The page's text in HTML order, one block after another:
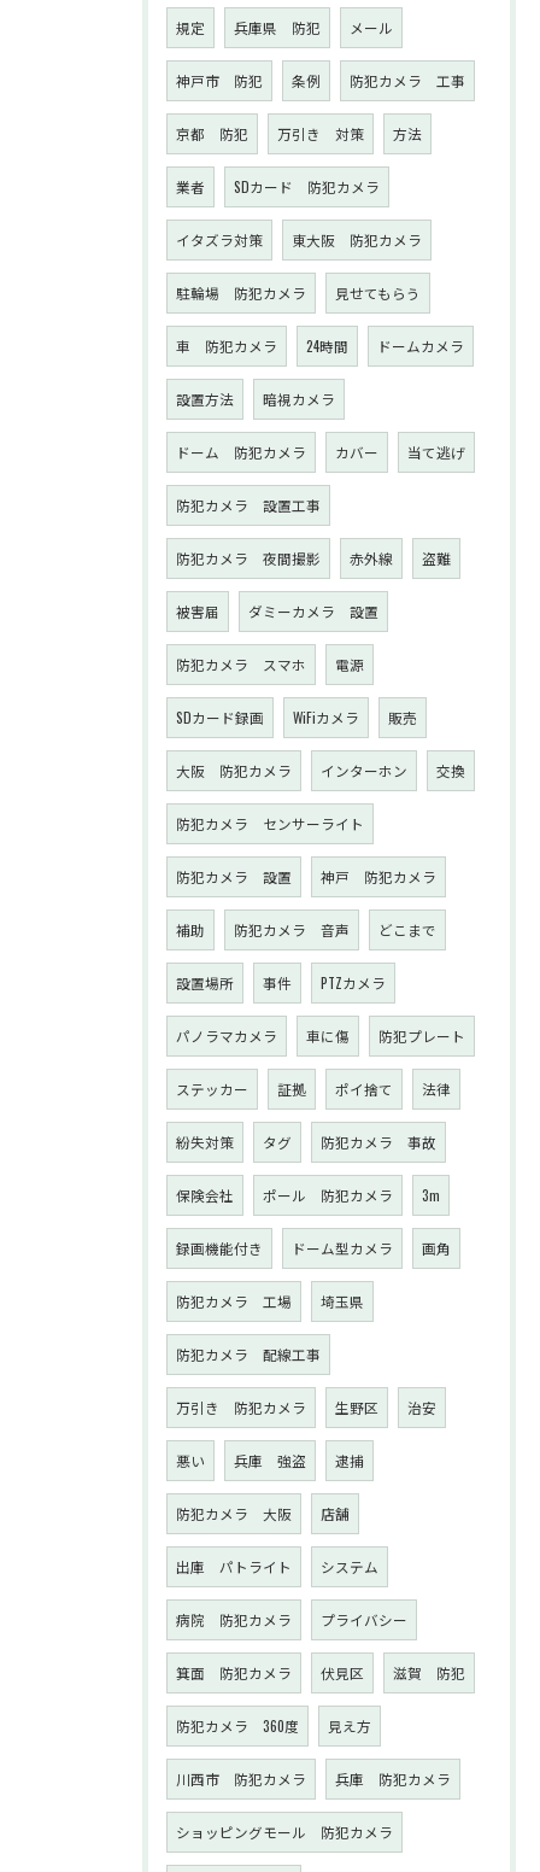
規定 兵庫県 防犯 メール
神戸市 防犯 条例 防犯カメラ 工事
京都 防犯 万引き 対策 方法
業者 SDカード 防犯カメラ
イタズラ対策 東大阪 防犯カメラ
駐輪場 防犯カメラ 見せてもらう
車 防犯カメラ 24時間 ドームカメラ
設置方法 暗視カメラ
ドーム 防犯カメラ カバー 当て逃げ
防犯カメラ 設置工事
防犯カメラ 夜間撮影 赤外線 盗難
被害届 ダミーカメラ 設置
防犯カメラ スマホ 電源
SDカード録画 WiFiカメラ 販売
大阪 防犯カメラ インターホン 交換
防犯カメラ センサーライト
防犯カメラ 設置 神戸 防犯カメラ
補助 防犯カメラ 音声 どこまで
設置場所 事件 PTZカメラ
パノラマカメラ 車に傷 防犯プレート
ステッカー 証拠 ポイ捨て 法律
紛失対策 タグ 防犯カメラ 事故
保険会社 ポール 防犯カメラ 3m
録画機能付き ドーム型カメラ 画角
防犯カメラ 工場 埼玉県
防犯カメラ 配線工事
万引き 防犯カメラ 生野区 治安
悪い 兵庫 強盗 逮捕
防犯カメラ 大阪 店舗
出庫 パトライト システム
病院 防犯カメラ プライバシー
箕面 防犯カメラ 伏見区 滋賀 防犯
防犯カメラ 360度 見え方
川西市 防犯カメラ 兵庫 防犯カメラ
ショッピングモール 防犯カメラ